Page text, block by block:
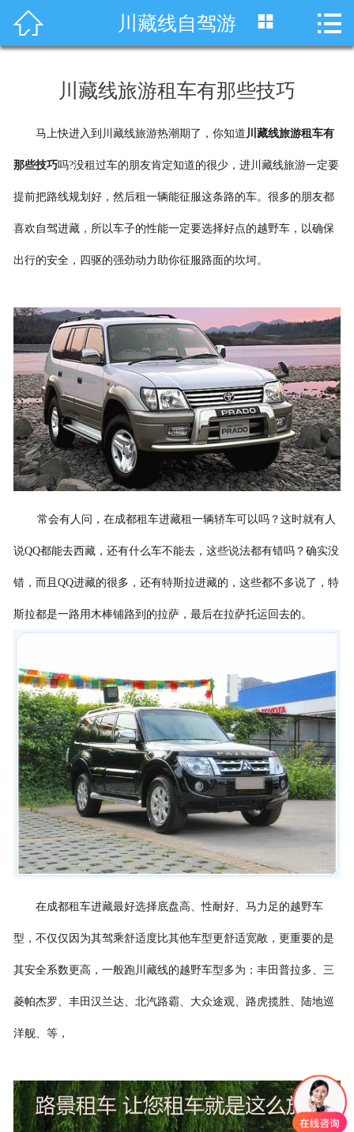
 首页
川藏线租车
租车资讯
租车价格
成功案例
关于我们
联系我们
 川藏线自驾游  
川藏线旅游租车有那些技巧
马上快进入到川藏线旅游热潮期了，你知道 川藏线旅游租车有
那些技巧吗?没租过车的朋友肯定知道的很少，进川藏线旅游一定要
提前把路线规划好，然后租一辆能征服这条路的车。很多的朋友都
喜欢自驾进藏，所以车子的性能一定要选择好点的越野车，以确保
出行的安全，四驱的强劲动力助你征服路面的坎坷。
常会有人问，在成都租车进藏租一辆轿车可以吗？这时就有人
说QQ都能去西藏，还有什么车不能去，这些说法都有错吗？确实没
错，而且QQ进藏的很多，还有特斯拉进藏的，这些都不多说了，特
斯拉都是一路用木棒铺路到的拉萨，最后在拉萨托运回去的。
在成都租车进藏最好选择底盘高、性耐好、马力足的越野车
型，不仅仅因为其驾乘舒适度比其他车型更舒适宽敞，更重要的是
其安全系数更高，一般跑川藏线的越野车型多为：丰田普拉多、三
菱帕杰罗、丰田汉兰达、北汽路霸、大众途观、路虎揽胜、陆地巡
洋舰、等，